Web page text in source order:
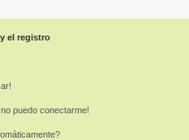
el registro
puedo conectarme!